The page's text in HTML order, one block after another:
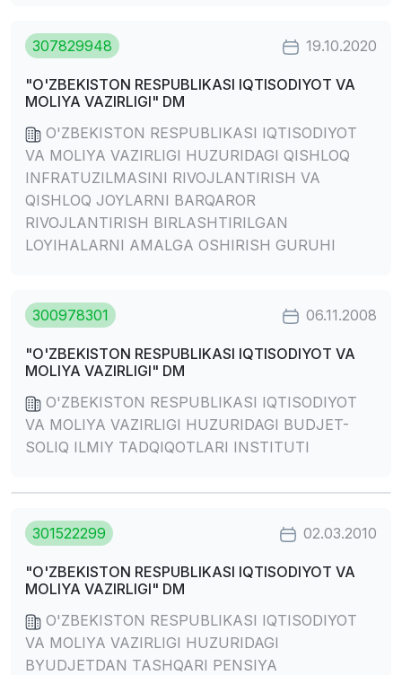
307829948 19.10.2020
"O'ZBEKISTON RESPUBLIKASI IQTISODIYOT VA
MOLIYA VAZIRLIGI" DM
O'ZBEKISTON RESPUBLIKASI IQTISODIYOT
VA MOLIYA VAZIRLIGI HUZURIDAGI QISHLOQ
INFRATUZILMASINI RIVOJLANTIRISH VA
QISHLOQ JOYLARNI BARQAROR
RIVOJLANTIRISH BIRLASHTIRILGAN
LOYIHALARNI AMALGA OSHIRISH GURUHI
300978301 06.11.2008
"O'ZBEKISTON RESPUBLIKASI IQTISODIYOT VA
MOLIYA VAZIRLIGI" DM
O'ZBEKISTON RESPUBLIKASI IQTISODIYOT
VA MOLIYA VAZIRLIGI HUZURIDAGI BUDJET-
SOLIQ ILMIY TADQIQOTLARI INSTITUTI
301522299 02.03.2010
"O'ZBEKISTON RESPUBLIKASI IQTISODIYOT VA
MOLIYA VAZIRLIGI" DM
O'ZBEKISTON RESPUBLIKASI IQTISODIYOT
VA MOLIYA VAZIRLIGI HUZURIDAGI
BYUDJETDAN TASHQARI PENSIYA